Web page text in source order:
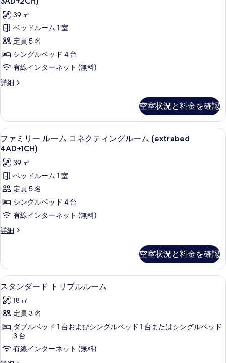
の
写
真
を
表
示
す
ィ
ン
グ
ル
ー
ム
(3AD+1CH)
べ
て
の
写
真
を
表
示
す
ネ
ク
テ
ィ
ン
ル
ー
ム
詳
ミ
リ
ー
ル
ー
ム
ク
テ
ィ
ン
グ
ル
ー
ム
(extrabed
3AD+2CH)
べ
て
の
写
真
表
39 ㎡
ベッドルーム 1 室
定員 5 名
シングルベッド 4 台
有線インターネット (無料)
詳細
フ
ー
ル
ー
ム
ネ
ク
テ
ィ
ン
ル
ー
ム
の
細
空室状況と料金を確認
フ
ァ
ミ
リ
ー
ル
ー
ム
ク
テ
ィ
ン
グ
ル
ー
低刺激性寝具、ミニバー、セーフテ
7
ファミリー ルーム コネクティングルーム (extrabed
4AD+1CH)
39 ㎡
ベッドルーム 1 室
定員 5 名
シングルベッド 4 台
有線インターネット (無料)
詳細
フ
ー
ル
ー
コ
ネ
テ
ン
空室状況と料金を確認
ス
タ
ン
ダ
ー
ド
ト
低刺激性寝具、ミニバー、セーフテ
7
スタンダード トリプルルーム
18 ㎡
定員 3 名
ダブルベッド 1 台およびシングルベッド 1 台またはシングルベッド
3 台
有線インターネット (無料)